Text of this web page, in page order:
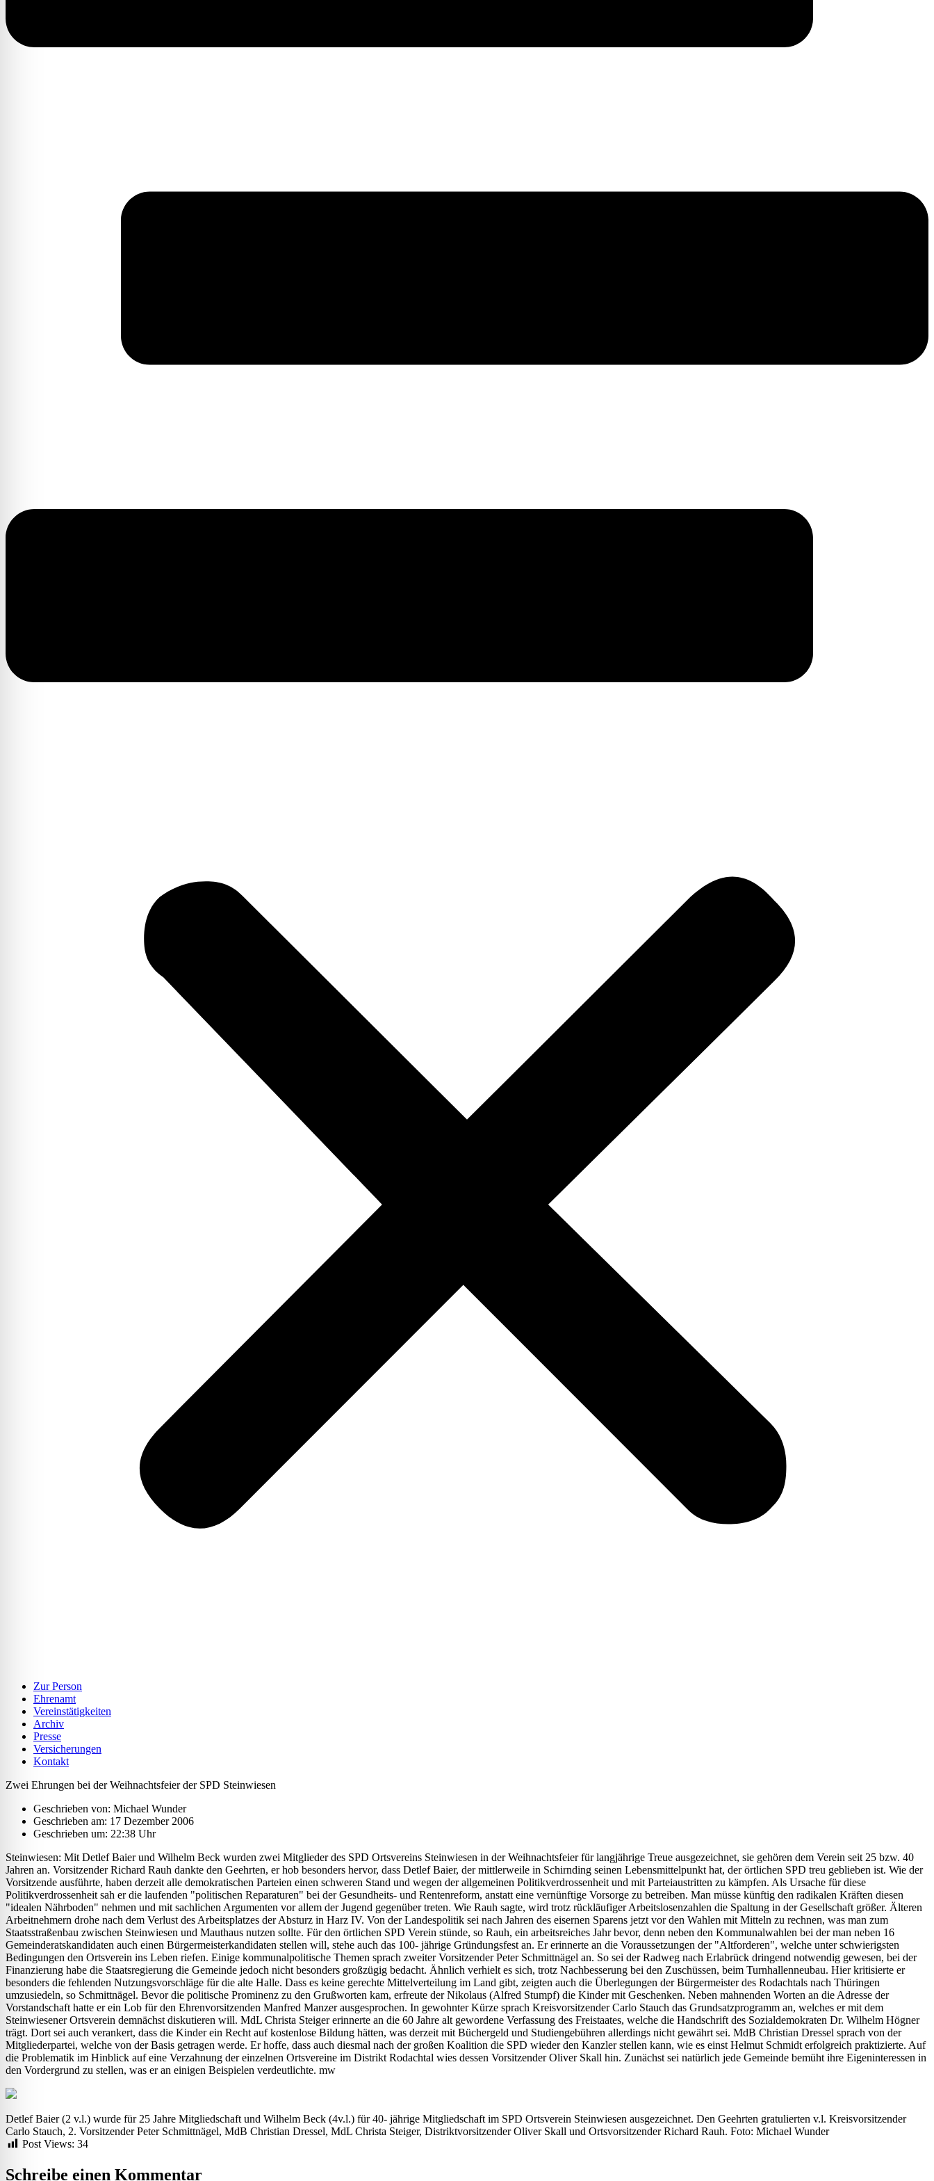
Zur Person
Ehrenamt
Vereinstätigkeiten
Archiv
Presse
Versicherungen
Kontakt
Zwei Ehrungen bei der Weihnachtsfeier der SPD Steinwiesen
Geschrieben von: Michael Wunder
Geschrieben am: 17 Dezember 2006
Geschrieben um: 22:38 Uhr
Steinwiesen: Mit Detlef Baier und Wilhelm Beck wurden zwei Mitglieder des SPD Ortsvereins Steinwiesen in der Weihnachtsfeier für langjährige Treue ausgezeichnet, sie gehören dem Verein seit 25 bzw. 40
Jahren an. Vorsitzender Richard Rauh dankte den Geehrten, er hob besonders hervor, dass Detlef Baier, der mittlerweile in Schirnding seinen Lebensmittelpunkt hat, der örtlichen SPD treu geblieben ist. Wie der
Vorsitzende ausführte, haben derzeit alle demokratischen Parteien einen schweren Stand und wegen der allgemeinen Politikverdrossenheit und mit Parteiaustritten zu kämpfen. Als Ursache für diese
Politikverdrossenheit sah er die laufenden "politischen Reparaturen" bei der Gesundheits- und Rentenreform, anstatt eine vernünftige Vorsorge zu betreiben. Man müsse künftig den radikalen Kräften diesen
"idealen Nährboden" nehmen und mit sachlichen Argumenten vor allem der Jugend gegenüber treten. Wie Rauh sagte, wird trotz rückläufiger Arbeitslosenzahlen die Spaltung in der Gesellschaft größer. Älteren
Arbeitnehmern drohe nach dem Verlust des Arbeitsplatzes der Absturz in Harz IV. Von der Landespolitik sei nach Jahren des eisernen Sparens jetzt vor den Wahlen mit Mitteln zu rechnen, was man zum
Staatsstraßenbau zwischen Steinwiesen und Mauthaus nutzen sollte. Für den örtlichen SPD Verein stünde, so Rauh, ein arbeitsreiches Jahr bevor, denn neben den Kommunalwahlen bei der man neben 16
Gemeinderatskandidaten auch einen Bürgermeisterkandidaten stellen will, stehe auch das 100- jährige Gründungsfest an. Er erinnerte an die Voraussetzungen der "Altforderen", welche unter schwierigsten
Bedingungen den Ortsverein ins Leben riefen. Einige kommunalpolitische Themen sprach zweiter Vorsitzender Peter Schmittnägel an. So sei der Radweg nach Erlabrück dringend notwendig gewesen, bei der
Finanzierung habe die Staatsregierung die Gemeinde jedoch nicht besonders großzügig bedacht. Ähnlich verhielt es sich, trotz Nachbesserung bei den Zuschüssen, beim Turnhallenneubau. Hier kritisierte er
besonders die fehlenden Nutzungsvorschläge für die alte Halle. Dass es keine gerechte Mittelverteilung im Land gibt, zeigten auch die Überlegungen der Bürgermeister des Rodachtals nach Thüringen
umzusiedeln, so Schmittnägel. Bevor die politische Prominenz zu den Grußworten kam, erfreute der Nikolaus (Alfred Stumpf) die Kinder mit Geschenken. Neben mahnenden Worten an die Adresse der
Vorstandschaft hatte er ein Lob für den Ehrenvorsitzenden Manfred Manzer ausgesprochen. In gewohnter Kürze sprach Kreisvorsitzender Carlo Stauch das Grundsatzprogramm an, welches er mit dem
Steinwiesener Ortsverein demnächst diskutieren will. MdL Christa Steiger erinnerte an die 60 Jahre alt gewordene Verfassung des Freistaates, welche die Handschrift des Sozialdemokraten Dr. Wilhelm Högner
trägt. Dort sei auch verankert, dass die Kinder ein Recht auf kostenlose Bildung hätten, was derzeit mit Büchergeld und Studiengebühren allerdings nicht gewährt sei. MdB Christian Dressel sprach von der
Mitgliederpartei, welche von der Basis getragen werde. Er hoffe, dass auch diesmal nach der großen Koalition die SPD wieder den Kanzler stellen kann, wie es einst Helmut Schmidt erfolgreich praktizierte. Auf
die Problematik im Hinblick auf eine Verzahnung der einzelnen Ortsvereine im Distrikt Rodachtal wies dessen Vorsitzender Oliver Skall hin. Zunächst sei natürlich jede Gemeinde bemüht ihre Eigeninteressen in
den Vordergrund zu stellen, was er an einigen Beispielen verdeutlichte. mw
Detlef Baier (2 v.l.) wurde für 25 Jahre Mitgliedschaft und Wilhelm Beck (4v.l.) für 40- jährige Mitgliedschaft im SPD Ortsverein Steinwiesen ausgezeichnet. Den Geehrten gratulierten v.l. Kreisvorsitzender
Carlo Stauch, 2. Vorsitzender Peter Schmittnägel, MdB Christian Dressel, MdL Christa Steiger, Distriktvorsitzender Oliver Skall und Ortsvorsitzender Richard Rauh. Foto: Michael Wunder
Post Views: 34
Schreibe einen Kommentar